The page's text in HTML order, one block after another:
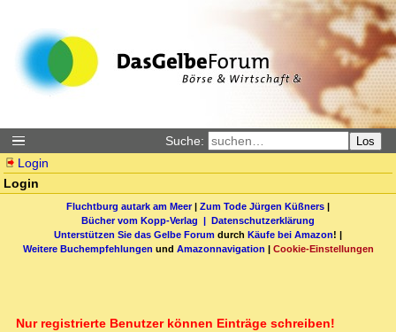
Suche: Los
Login
Login
Fluchtburg autark am Meer| Zum Tode Jürgen Küßners |
Bücher vom Kopp-Verlag | Datenschutzerklärung
Unterstützen Sie das Gelbe Forum durch Käufe bei Amazon! |
Weitere Buchempfehlungen und Amazonnavigation | Cookie-Einstellungen
Nur registrierte Benutzer können Einträge schreiben!